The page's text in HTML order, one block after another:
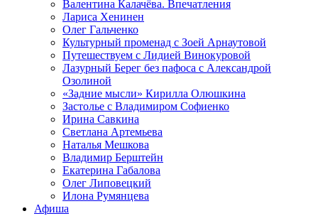
Валентина Калачёва. Впечатления
Лариса Хенинен
Олег Гальченко
Культурный променад с Зоей Арнаутовой
Путешествуем с Лидией Винокуровой
Лазурный Берег без пафоса с Александрой
Озолиной
«Задние мысли» Кирилла Олюшкина
Застолье с Владимиром Софиенко
Ирина Савкина
Светлана Артемьева
Наталья Мешкова
Владимир Берштейн
Екатерина Габалова
Олег Липовецкий
Илона Румянцева
Афиша